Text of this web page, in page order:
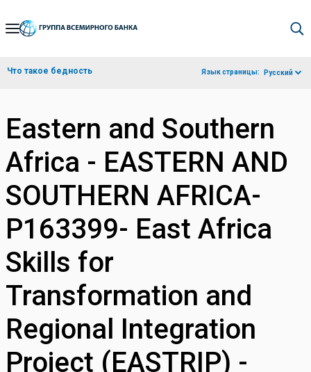
Skip
Navigation
Что такое бедность Язык страницы: Русский
Eastern and Southern
Africa - EASTERN AND
SOUTHERN AFRICA-
P163399- East Africa
Skills for
Transformation and
Regional Integration
Project (EASTRIP) -